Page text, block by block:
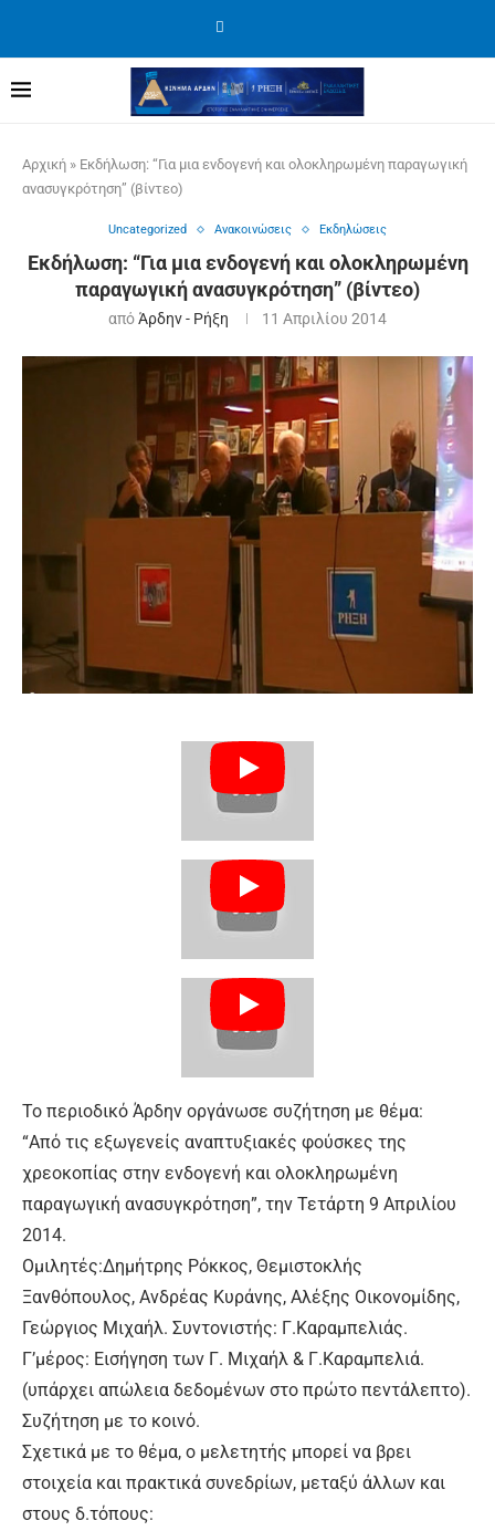
Αρχική » Εκδήλωση: “Για μια ενδογενή και ολοκληρωμένη παραγωγική
ανασυγκρότηση” (βίντεο)
Uncategorized Ανακοινώσεις Εκδηλώσεις
Εκδήλωση: “Για μια ενδογενή και ολοκληρωμένη
παραγωγική ανασυγκρότηση” (βίντεο)
απόΆρδην - Ρήξη 11 Απριλίου 2014
Το περιοδικό Άρδην οργάνωσε συζήτηση με θέμα:
“Από τις εξωγενείς αναπτυξιακές φούσκες της
χρεοκοπίας στην ενδογενή και ολοκληρωμένη
παραγωγική ανασυγκρότηση”, την Τετάρτη 9 Απριλίου
2014.
Ομιλητές:Δημήτρης Ρόκκος, Θεμιστοκλής
Ξανθόπουλος, Ανδρέας Κυράνης, Αλέξης Οικονομίδης,
Γεώργιος Μιχαήλ. Συντονιστής: Γ.Καραμπελιάς.
Γ’μέρος: Εισήγηση των Γ. Μιχαήλ & Γ.Καραμπελιά.
(υπάρχει απώλεια δεδομένων στο πρώτο πεντάλεπτο).
Συζήτηση με το κοινό.
Σχετικά με το θέμα, ο μελετητής μπορεί να βρει
στοιχεία και πρακτικά συνεδρίων, μεταξύ άλλων και
στους δ.τόπους: